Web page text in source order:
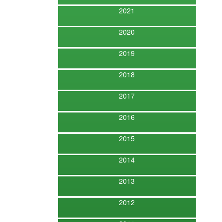
2021
2020
2019
2018
2017
2016
2015
2014
2013
2012